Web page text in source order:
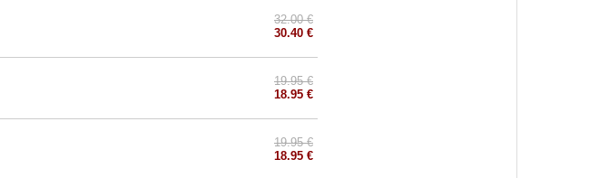
32.00 €
30.40 €
19.95 €
18.95 €
19.95 €
18.95 €